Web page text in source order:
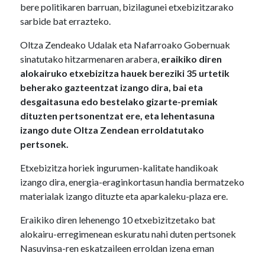
bere politikaren barruan, bizilagunei etxebizitzarako
sarbide bat errazteko.
Oltza Zendeako Udalak eta Nafarroako Gobernuak
sinatutako hitzarmenaren arabera, eraikiko diren
alokairuko etxebizitza hauek bereziki 35 urtetik
beherako gazteentzat izango dira, bai eta
desgaitasuna edo bestelako gizarte-premiak
dituzten pertsonentzat ere, eta lehentasuna
izango dute Oltza Zendean erroldatutako
pertsonek.
Etxebizitza horiek ingurumen-kalitate handikoak
izango dira, energia-eraginkortasun handia bermatzeko
materialak izango dituzte eta aparkaleku-plaza ere.
Eraikiko diren lehenengo 10 etxebizitzetako bat
alokairu-erregimenean eskuratu nahi duten pertsonek
Nasuvinsa-ren eskatzaileen erroldan izena eman